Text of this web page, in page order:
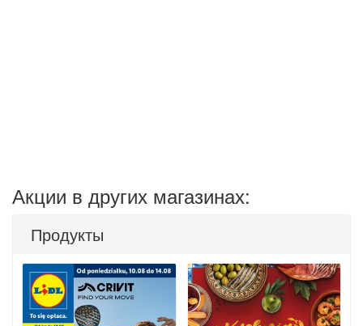
Акции в других магазинах:
Продукты